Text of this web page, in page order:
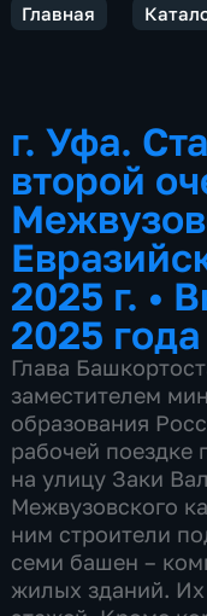
Главная
г. Уфа.
второй
2025 г. •
2025 года
Глава
заместителем
образования
рабочей поездке
на улицу Заки
Межвузовского
ним строители
семи башен –
жилых зданий. Их